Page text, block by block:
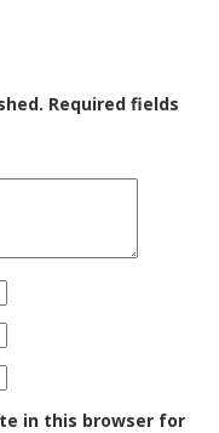
Required fields
in this browser for